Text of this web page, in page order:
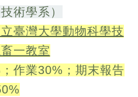
術學系）
立臺灣大學動物科學技
一教室
作業30%；期末報告